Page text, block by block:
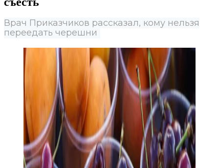
Врач Приказчиков рассказал, кому нельзя
переедать черешни